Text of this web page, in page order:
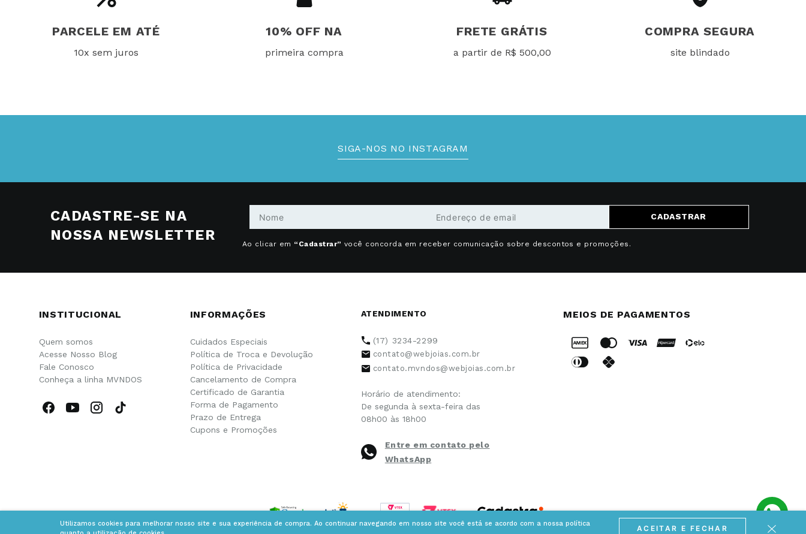
Utilizamos cookies para melhorar nosso site e sua experiência de compra. Ao continuar navegando em nosso site você está se acordo com a nossa política
ACEITAR E FECHAR
PARCELE EM ATÉ
10x sem juros
10% OFF NA
primeira compra
FRETE GRÁTIS
a partir de R$ 500,00
COMPRA SEGURA
site blindado
SIGA-NOS NO INSTAGRAM
CADASTRE-SE NA
NOSSA NEWSLETTER
CADASTRAR
Ao clicar em “Cadastrar” você concorda em receber comunicação sobre descontos e promoções.
INSTITUCIONAL
Quem somos
Acesse Nosso Blog
Fale Conosco
Conheça a linha MVNDOS
INFORMAÇÕES
Cuidados Especiais
Política de Troca e Devolução
Política de Privacidade
Cancelamento de Compra
Certificado de Garantia
Forma de Pagamento
Prazo de Entrega
Cupons e Promoções
ATENDIMENTO
(17) 3234-2299
contato@webjoias.com.br
contato.mvndos@webjoias.com.br
Horário de atendimento:
De segunda à sexta-feira das
08h00 às 18h00
Entre em contato pelo
WhatsApp
MEIOS DE PAGAMENTOS